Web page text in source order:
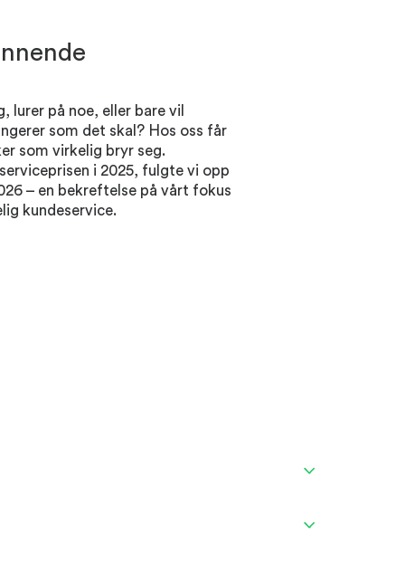
lurer på noe, eller bare vil
som det skal? Hos oss får
som virkelig bryr seg.
i 2025, fulgte vi opp
– en bekreftelse på vårt fokus
kundeservice.